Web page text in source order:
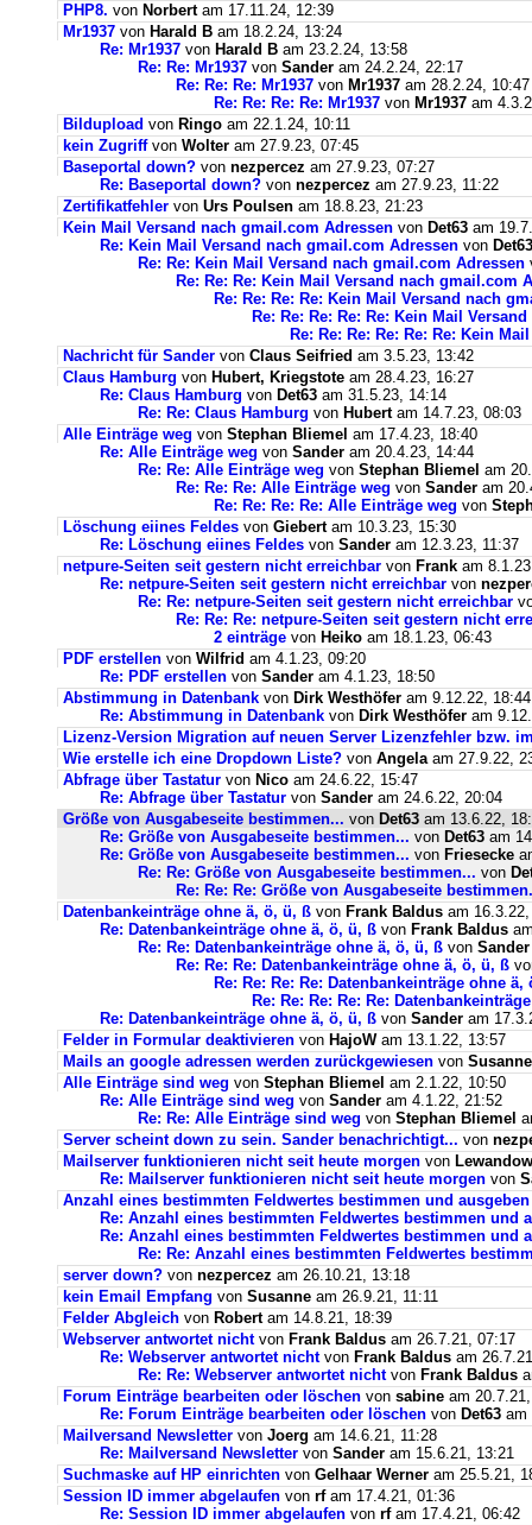
PHP8. von Norbertam 17.11.24, 12:39
Mr1937 von Harald B am 18.2.24, 13:24
Re: Mr1937 von Harald B am 23.2.24, 13:58
Re: Re: Mr1937 von Sander am 24.2.24, 22:17
Re: Re: Re: Mr1937 von Mr1937 am 28.2.24, 10:47
Re: Re: Re: Re: Mr1937 von Mr1937 am
Bildupload von Ringo am 22.1.24, 10:11
kein Zugriffvon Wolter am 27.9.23, 07:45
Baseportal down? von nezpercez am 27.9.23, 07:27
Re: Baseportal down? von nezpercez am 27.9.23, 11:22
Zertifikatfehler von Urs Poulsen am 18.8.23, 21:23
Kein Mail Versand nach gmail.com Adressen von Det63 am
Re: Kein Mail Versand nach gmail.com Adressen von Det63
Re: Re: Kein Mail Versand nach gmail.com Adressen
Re: Re: Re: Kein Mail Versand nach gmail.com
Re: Re: Re: Re: Kein Mail Versand nach
Re: Re: Re: Re: Re: Kein Mail
Re: Re: Re: Re: Re: Re: Kein
Nachricht für Sander von Claus Seifried am 3.5.23, 13:42
Claus Hamburg von Hubert, Kriegstote am 28.4.23, 16:27
Re: Claus Hamburg von Det63 am 31.5.23, 14:14
Re: Re: Claus Hamburg von Hubertam 14.7.23, 08:03
Alle Einträge weg von Stephan Bliemel am 17.4.23, 18:40
Re: Alle Einträge weg von Sander am 20.4.23, 14:44
Re: Re: Alle Einträge weg von Stephan Bliemel am
Re: Re: Re: Alle Einträge weg von Sander am
Re: Re: Re: Re: Alle Einträge weg von
Löschung eiines Feldes von Giebertam 10.3.23, 15:30
Re: Löschung eiines Feldes von Sander am 12.3.23, 11:37
netpure-Seiten seit gestern nicht erreichbar von Frank am
Re: netpure-Seiten seit gestern nicht erreichbar von
Re: Re: netpure-Seiten seit gestern nicht erreichbar
Re: Re: Re: netpure-Seiten seit gestern nicht
2 einträge von Heiko am 18.1.23, 06:43
PDF erstellen von Wilfrid am 4.1.23, 09:20
Re: PDF erstellen von Sander am 4.1.23, 18:50
Abstimmung in Datenbank von Dirk Westhöfer am 9.12.22, 18:44
Re: Abstimmung in Datenbank von Dirk Westhöfer am
Lizenz-Version Migration auf neuen Server Lizenzfehler bzw.
Wie erstelle ich eine Dropdown Liste? von Angela am 27.9.22,
Abfrage über Tastatur von Nico am 24.6.22, 15:47
Re: Abfrage über Tastatur von Sander am 24.6.22, 20:04
Größe von Ausgabeseite bestimmen... von Det63 am 13.6.22,
Re: Größe von Ausgabeseite bestimmen... von Det63 am
Re: Größe von Ausgabeseite bestimmen... von Friesecke
Re: Re: Größe von Ausgabeseite bestimmen... von
Re: Re: Re: Größe von Ausgabeseite
Datenbankeinträge ohne ä, ö, ü, ß von Frank Baldus am
Re: Datenbankeinträge ohne ä, ö, ü, ß von Frank Baldus
Re: Re: Datenbankeinträge ohne ä, ö, ü, ß von Sander
Re: Re: Re: Datenbankeinträge ohne ä, ö, ü, ß
Re: Re: Re: Re: Datenbankeinträge ohne ä,
Re: Re: Re: Re: Re:
Re: Datenbankeinträge ohne ä, ö, ü, ß von Sander am
Felder in Formular deaktivieren von HajoWam 13.1.22, 13:57
Mails an google adressen werden zurückgewiesen von Susanne
Alle Einträge sind weg von Stephan Bliemel am 2.1.22, 10:50
Re: Alle Einträge sind weg von Sander am 4.1.22, 21:52
Re: Re: Alle Einträge sind weg von Stephan Bliemel
Server scheint down zu sein. Sander benachrichtigt... von
Mailserver funktionieren nicht seit heute morgen von
Re: Mailserver funktionieren nicht seit heute morgen von
Anzahl eines bestimmten Feldwertes bestimmen und ausgeben
Re: Anzahl eines bestimmten Feldwertes bestimmen und
Re: Anzahl eines bestimmten Feldwertes bestimmen und
Re: Re: Anzahl eines bestimmten Feldwertes
server down? von nezpercez am 26.10.21, 13:18
kein Email Empfang von Susanne am 26.9.21, 11:11
Felder Abgleich von Robertam 14.8.21, 18:39
Webserver antwortet nichtvon Frank Baldus am 26.7.21, 07:17
Re: Webserver antwortet nichtvon Frank Baldus am
Re: Re: Webserver antwortet nichtvon Frank Baldus
Forum Einträge bearbeiten oder löschen von sabine am
Re: Forum Einträge bearbeiten oder löschen von Det63 am
Mailversand Newsletter von Joerg am 14.6.21, 11:28
Re: Mailversand Newsletter von Sander am 15.6.21, 13:21
Suchmaske auf HP einrichten von Gelhaar Werner am 25.5.21,
Session ID immer abgelaufen von rfam 17.4.21, 01:36
Re: Session ID immer abgelaufen von rfam 17.4.21, 06:42